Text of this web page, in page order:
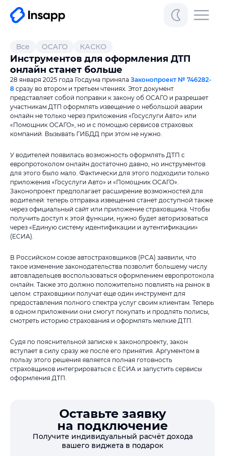
Инструментов для оформления ДТП
онлайн станет больше
28 января 2025 года Госдума приняла Законопроект № 746282-
8 сразу во втором и третьем чтениях. Этот документ
представляет собой поправки к закону об ОСАГО и разрешает
участникам ДТП оформлять извещение о небольшой аварии
онлайн не только через приложения «Госуслуги Авто» или
«Помощник ОСАГО», но и с помощью сервисов страховых
компаний. Вызывать ГИБДД при этом не нужно.
У водителей появилась возможность оформлять ДТП с
европротоколом онлайн достаточно давно, но инструментов
для этого было мало. Фактически для этого подходили только
приложения «Госуслуги Авто» и «Помощник ОСАГО».
Законопроект предполагает расширение возможностей для
водителей: теперь отправка извещения станет доступной также
через официальный сайт или приложение страховщика. Чтобы
получить доступ к этой функции, нужно будет авторизоваться
через «Единую систему идентификации и аутентификации»
(ЕСИА).
В Российском союзе автостраховщиков (РСА) заявили, что
такое изменение законодательства позволит большему числу
автовладельцев воспользоваться оформлением европротокола
онлайн. Также это должно положительно повлиять на рынок в
целом: страховщики получат еще один инструмент для
предоставления полного спектра услуг своим клиентам. Теперь
в одном приложении они смогут покупать и продлять полисы,
смотреть историю страхования и оформлять мелкие ДТП.
Судя по пояснительной записке к законопроекту, закон
вступает в силу сразу же после его принятия. Аргументом в
пользу этого решения является полная готовность
страховщиков интегрироваться с ЕСИА и запустить сервисы
оформления ДТП.
Все ОСАГО КАСКО
Оставьте заявку
на подключение
Получите индивидуальный расчёт дохода
вашего виджета в подарок